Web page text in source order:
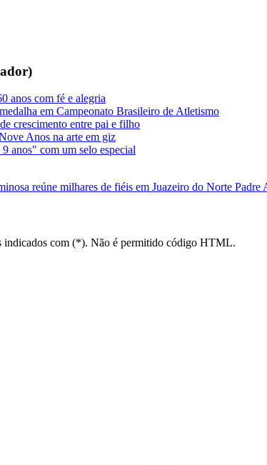
anos com fé e alegria
em Campeonato Brasileiro de Atletismo
crescimento entre pai e filho
Anos na arte em giz
anos" com um selo especial
reúne milhares de fiéis em Juazeiro do Norte Padre
indicados com (*). Não é permitido código HTML.